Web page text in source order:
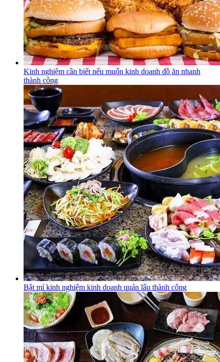
Kinh nghiệm cần biết nếu muốn kinh doanh đồ ăn nhanh
thành công
Bật mí kinh nghiệm kinh doanh quán lẩu thành công